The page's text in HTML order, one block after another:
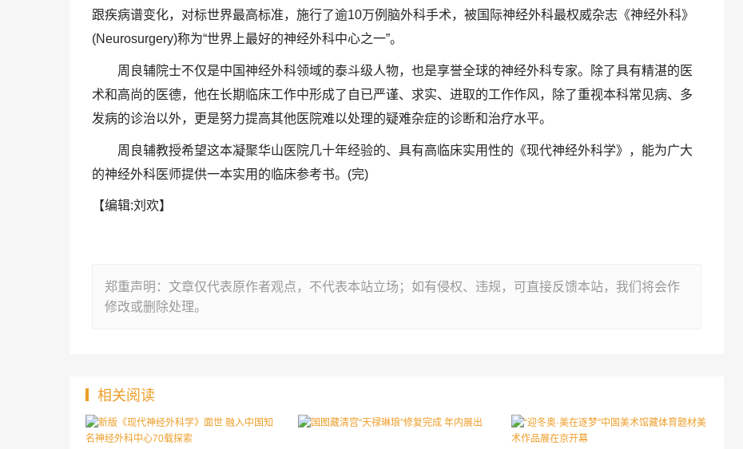
跟疾病谱变化，对标世界最高标准，施行了逾10万例脑外科手术，被国际神经外科最权威杂志《神经外科》
(Neurosurgery)称为“世界上最好的神经外科中心之一”。
周良辅院士不仅是中国神经外科领域的泰斗级人物，也是享誉全球的神经外科专家。除了具有精湛的医
术和高尚的医德，他在长期临床工作中形成了自已严谨、求实、进取的工作作风，除了重视本科常见病、多
发病的诊治以外，更是努力提高其他医院难以处理的疑难杂症的诊断和治疗水平。
周良辅教授希望这本凝聚华山医院几十年经验的、具有高临床实用性的《现代神经外科学》，能为广大
的神经外科医师提供一本实用的临床参考书。(完)
【编辑:刘欢】
郑重声明：文章仅代表原作者观点，不代表本站立场；如有侵权、违规，可直接反馈本站，我们将会作
修改或删除处理。
相关阅读